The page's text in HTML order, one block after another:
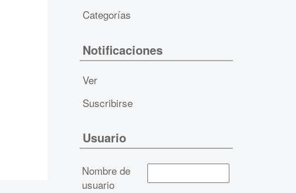
Categorías
Notificaciones
Ver
Suscribirse
Usuario
Nombre de
usuario